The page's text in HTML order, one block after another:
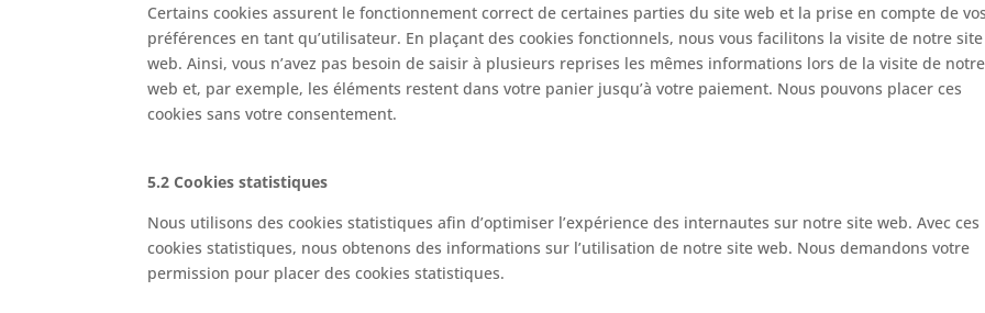
Certains cookies assurent le fonctionnement correct de certaines parties du site web et la prise en compte de vos
préférences en tant qu’utilisateur. En plaçant des cookies fonctionnels, nous vous facilitons la visite de notre site
web. Ainsi, vous n’avez pas besoin de saisir à plusieurs reprises les mêmes informations lors de la visite de
web et, par exemple, les éléments restent dans votre panier jusqu’à votre paiement. Nous pouvons placer ces
cookies sans votre consentement.
5.2 Cookies statistiques
Nous utilisons des cookies statistiques afin d’optimiser l’expérience des internautes sur notre site web. Avec ces
cookies statistiques, nous obtenons des informations sur l’utilisation de notre site web. Nous demandons votre
permission pour placer des cookies statistiques.